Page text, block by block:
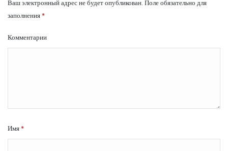
Ваш электронный адрес не будет опубликован. Поле обязательно для
заполнения *
Комментарии
Имя *